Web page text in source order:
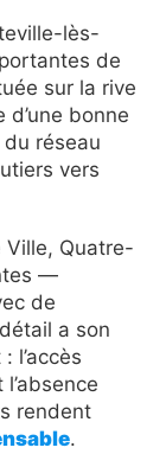
lès-
de
sur la rive
bonne
réseau
vers
Quatre-
—
de
a son
l’accès
rendent
.